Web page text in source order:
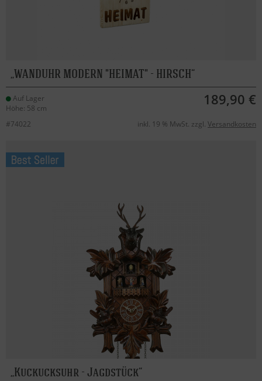
WANDUHR MODERN "HEIMAT" - HIRSCH
Auf Lager
Höhe: 58 cm
189,90 €
#74022 inkl. 19 % MwSt. zzgl. Versandkosten
Kuckucksuhr - Jagdstück